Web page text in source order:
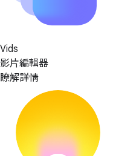
Vids
影片編輯器
瞭解詳情